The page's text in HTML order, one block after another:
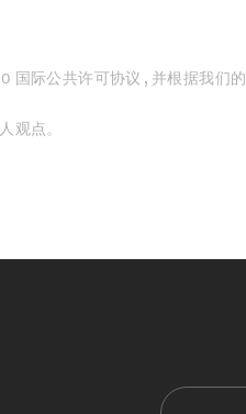
国际公共许可协议 , 并根据我们的
观点。